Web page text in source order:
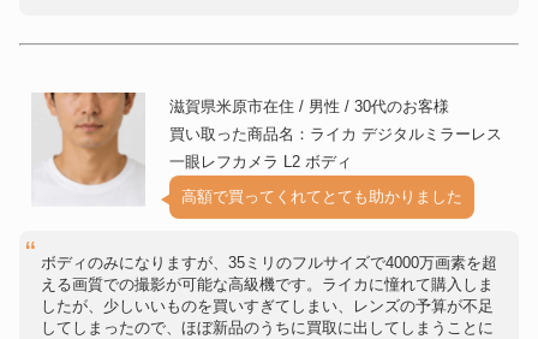
ILCE-7CM2 S シルバー
RF24-105 IS STM レンズキット
カメラ
OM SYSTEM（オーエムシステ
ム） M.ZUIKO DIGITAL ED
150-400mm F4.5 TC1.25x IS
滋賀県米原市在住 / 男性 / 30代のお客様
買い取った商品名：ライカ デジタルミラーレス
一眼レフカメラ L2 ボディ
高額で買ってくれてとても助かりました
ボディのみになりますが、35ミリのフルサイズで4000万画素を超
える画質での撮影が可能な高級機です。ライカに憧れて購入しま
したが、少しいいものを買いすぎてしまい、レンズの予算が不足
してしまったので、ほぼ新品のうちに買取に出してしまうことに